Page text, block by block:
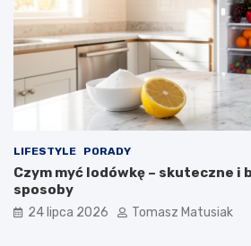
LIFESTYLE PORADY
Czym myć lodówkę – skuteczne i
sposoby
24 lipca 2026 Tomasz Matusiak